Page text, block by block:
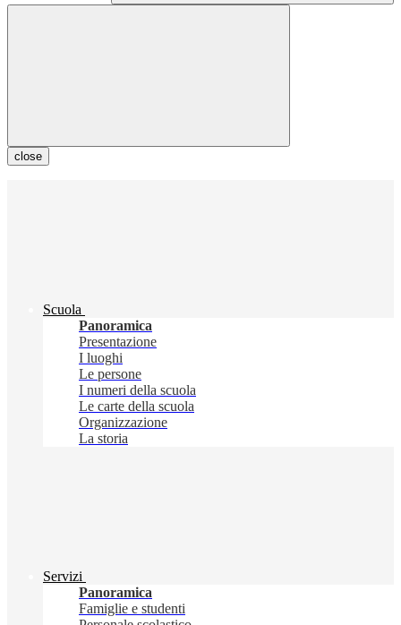
close
Scuola
Panoramica
Presentazione
I luoghi
Le persone
I numeri della scuola
Le carte della scuola
Organizzazione
La storia
Servizi
Panoramica
Famiglie e studenti